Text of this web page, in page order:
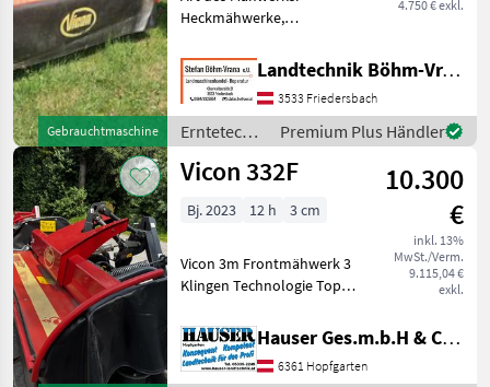
Gebrauchtmaschine
4.750 € exkl.
Heckmähwerke,
Schwadleitblech,
Anfahrtssicherung,
Hochstellung Sehr schönes
Mähwerk Vicon Extra 122, 2,
2m Arbeitsbreite, hydr. kla
Landtechnik Böhm-Vrana GmbH
3533 Friedersbach
Erntetechnik
Grünland /
Vicon
Premium Plus Händler
Vicon 332F
10.300
€
inkl. 13%
MwSt./Verm.
9.115,04 €
exkl.
Bj. 2023 12 h 3 cm
Vicon 3m Frontmähwerk 3
Klingen Technologie Top
Baujahr 2022 Modell 2023!
Erntetechnik Grünland
Mähwerke
Hauser Ges.m.b.H & Co.KG
6361 Hopfgarten